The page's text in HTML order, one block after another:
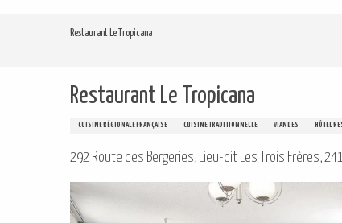
Restaurant Le Tropicana
Restaurant Le Tropicana
CUISINE RÉGIONALE FRANÇAISE CUISINE TRADITIONNELLE VIANDES HÔTEL
292 Route des Bergeries, Lieu-dit Les Trois Frères,